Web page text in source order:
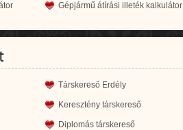
Gépjármű átírási illeték kalkulátor
Társkereső Erdély
Keresztény társkereső
Diplomás társkereső